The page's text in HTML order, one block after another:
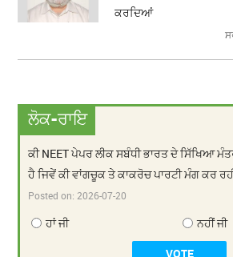
ਕਰਦਿਆਂ
ਲੋਕ-ਰਾਇ
ਕੀ NEET ਪੇਪਰ ਲੀਕ ਸਬੰਧੀ ਭਾਰਤ ਦੇ ਸਿੱਖਿਆ
ਹੈ ਜਿਵੇਂ ਕੀ ਵਾਂਗਚੂਕ ਤੇ ਕਾਕਰੋਚ ਪਾਰਟੀ ਮੰਗ ਕਰ
Posted on:2026-07-20
ਹਾਂ ਜੀ ਨਹੀਂ ਜੀ